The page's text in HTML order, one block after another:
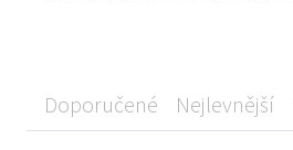
Doporučené Nejlevnější